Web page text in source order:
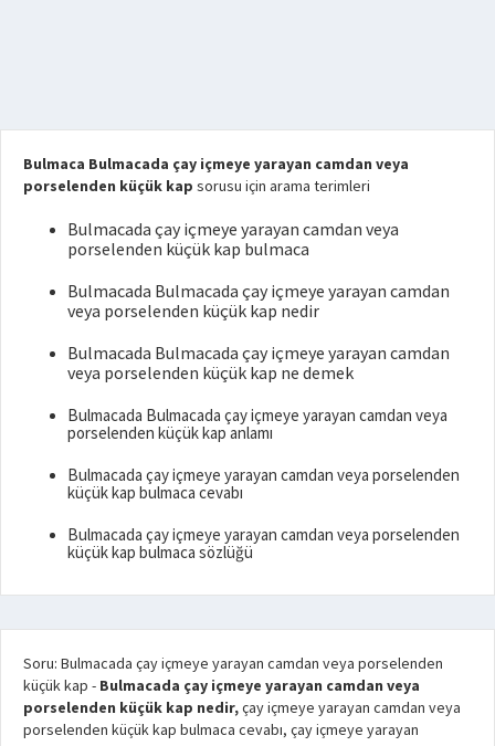
Bulmaca Bulmacada çay içmeye yarayan camdan veya
porselenden küçük kap sorusu için arama terimleri
Bulmacada çay içmeye yarayan camdan veya
porselenden küçük kap bulmaca
Bulmacada Bulmacada çay içmeye yarayan camdan
veya porselenden küçük kap nedir
Bulmacada Bulmacada çay içmeye yarayan camdan
veya porselenden küçük kap ne demek
Bulmacada Bulmacada çay içmeye yarayan camdan veya
porselenden küçük kap anlamı
Bulmacada çay içmeye yarayan camdan veya porselenden
küçük kap bulmaca cevabı
Bulmacada çay içmeye yarayan camdan veya porselenden
küçük kap bulmaca sözlüğü
Soru: Bulmacada çay içmeye yarayan camdan veya porselenden
küçük kap - Bulmacada çay içmeye yarayan camdan veya
porselenden küçük kap nedir,çay içmeye yarayan camdan veya
porselenden küçük kap bulmaca cevabı, çay içmeye yarayan